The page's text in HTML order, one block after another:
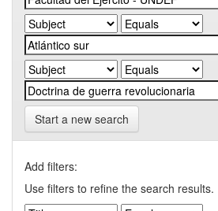
Start a new search
Add filters:
Use filters to refine the search results.